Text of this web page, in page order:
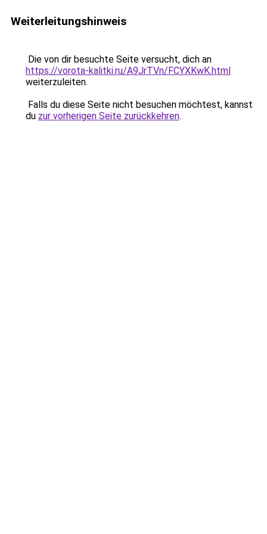
Weiterleitungshinweis
Die von dir besuchte Seite versucht, dich an
https://vorota-kalitki.ru/A9JrTVn/FCYXKwK.html
weiterzuleiten.
Falls du diese Seite nicht besuchen möchtest, kannst
du zur vorherigen Seite zurückkehren.